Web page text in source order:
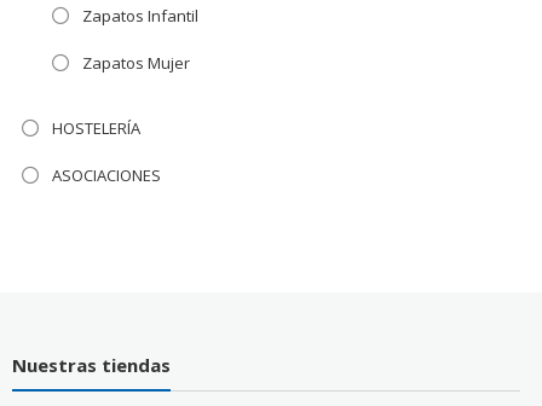
Zapatos Infantil
Zapatos Mujer
HOSTELERÍA
ASOCIACIONES
Nuestras tiendas